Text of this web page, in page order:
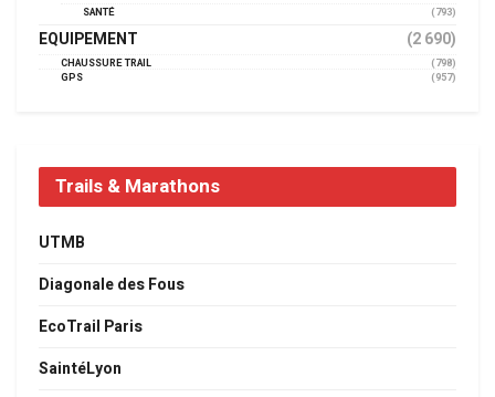
SANTÉ
(793)
EQUIPEMENT (2 690)
CHAUSSURE TRAIL
(798)
GPS
(957)
Trails & Marathons
UTMB
Diagonale des Fous
EcoTrail Paris
SaintéLyon